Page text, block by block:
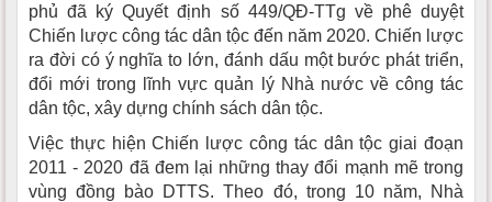
phủ đã ký Quyết định số 449/QĐ-TTg về phê duyệt
Chiến lược công tác dân tộc đến năm 2020. Chiến lược
ra đời có ý nghĩa to lớn, đánh dấu một bước phát triển,
đổi mới trong lĩnh vực quản lý Nhà nước về công tác
dân tộc, xây dựng chính sách dân tộc.
Việc thực hiện Chiến lược công tác dân tộc giai đoạn
2011 - 2020 đã đem lại những thay đổi mạnh mẽ trong
vùng đồng bào DTTS. Theo đó, trong 10 năm, Nhà